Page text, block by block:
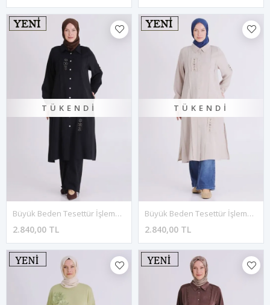
TÜKENDI
Büyük Beden Tesettür İşlemeli Tunik 2359 Siyah
2.840,00 TL
TÜKENDI
Büyük Beden Tesettür İşlemeli Tunik 2359 Taş
2.840,00 TL